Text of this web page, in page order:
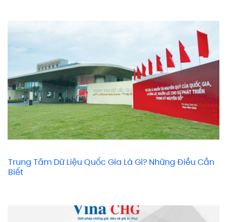
Trung Tâm Dữ Liệu Quốc Gia Là Gì? Những Điều Cần
Biết